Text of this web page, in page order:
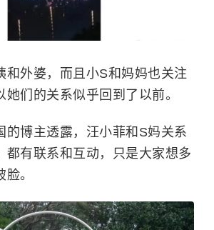
和外婆，而且小S和妈妈也关注
她们的关系似乎回到了以前。
博主透露， 汪小菲和S妈关系
都有联系和互动，只是大家想多
。